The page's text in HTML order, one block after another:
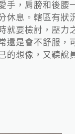
手，肩膀和後
休息。轄區有狀
就要檢討，壓
還是會不舒服
的想像，又聽